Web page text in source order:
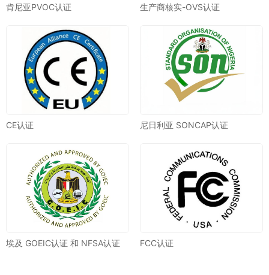
肯尼亚PVOC认证 生产商核实-OVS认证
CE认证 尼日利亚 SONCAP认证
埃及 GOEIC认证 和 NFSA认证 FCC认证